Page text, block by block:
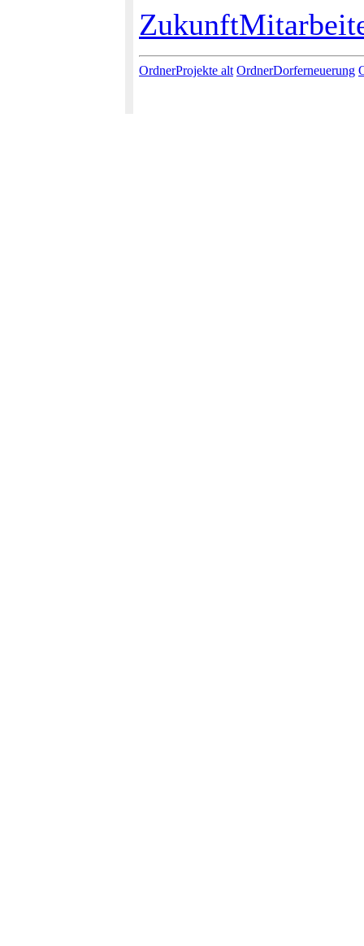
OrdnerProjekte alt OrdnerDorferneuerung